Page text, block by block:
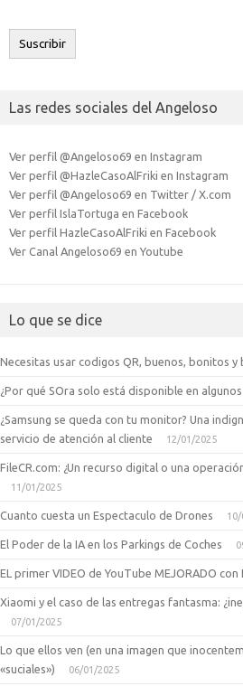
electrónico
Suscribir
Las redes sociales del Angeloso
Ver perfil @Angeloso69 en Instagram
Ver perfil @HazleCasoAlFriki en Instagram
Ver perfil @Angeloso69 en Twitter / X.com
Ver perfil IslaTortuga en Facebook
Ver perfil HazleCasoAlFriki en Facebook
Ver Canal Angeloso69 en Youtube
Lo que se dice
Necesitas usar codigos QR, buenos, bonitos y
¿Por qué SOra solo está disponible en algunos
¿Samsung se queda con tu monitor? Una
servicio de atención al cliente
12/01/2025
FileCR.com: ¿Un recurso digital o una
11/01/2025
Cuanto cuesta un Espectaculo de Drones
El Poder de la IA en los Parkings de Coches
EL primer VIDEO de YouTube MEJORADO con
Xiaomi y el caso de las entregas fantasma:
07/01/2025
Lo que ellos ven (en una imagen que
«suciales»)
06/01/2025